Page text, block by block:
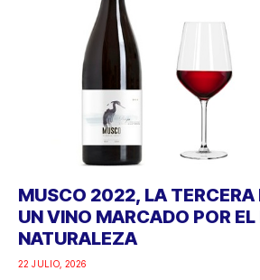
MUSCO 2022, LA TERCERA
UN VINO MARCADO POR
NATURALEZA
22 JULIO, 2026